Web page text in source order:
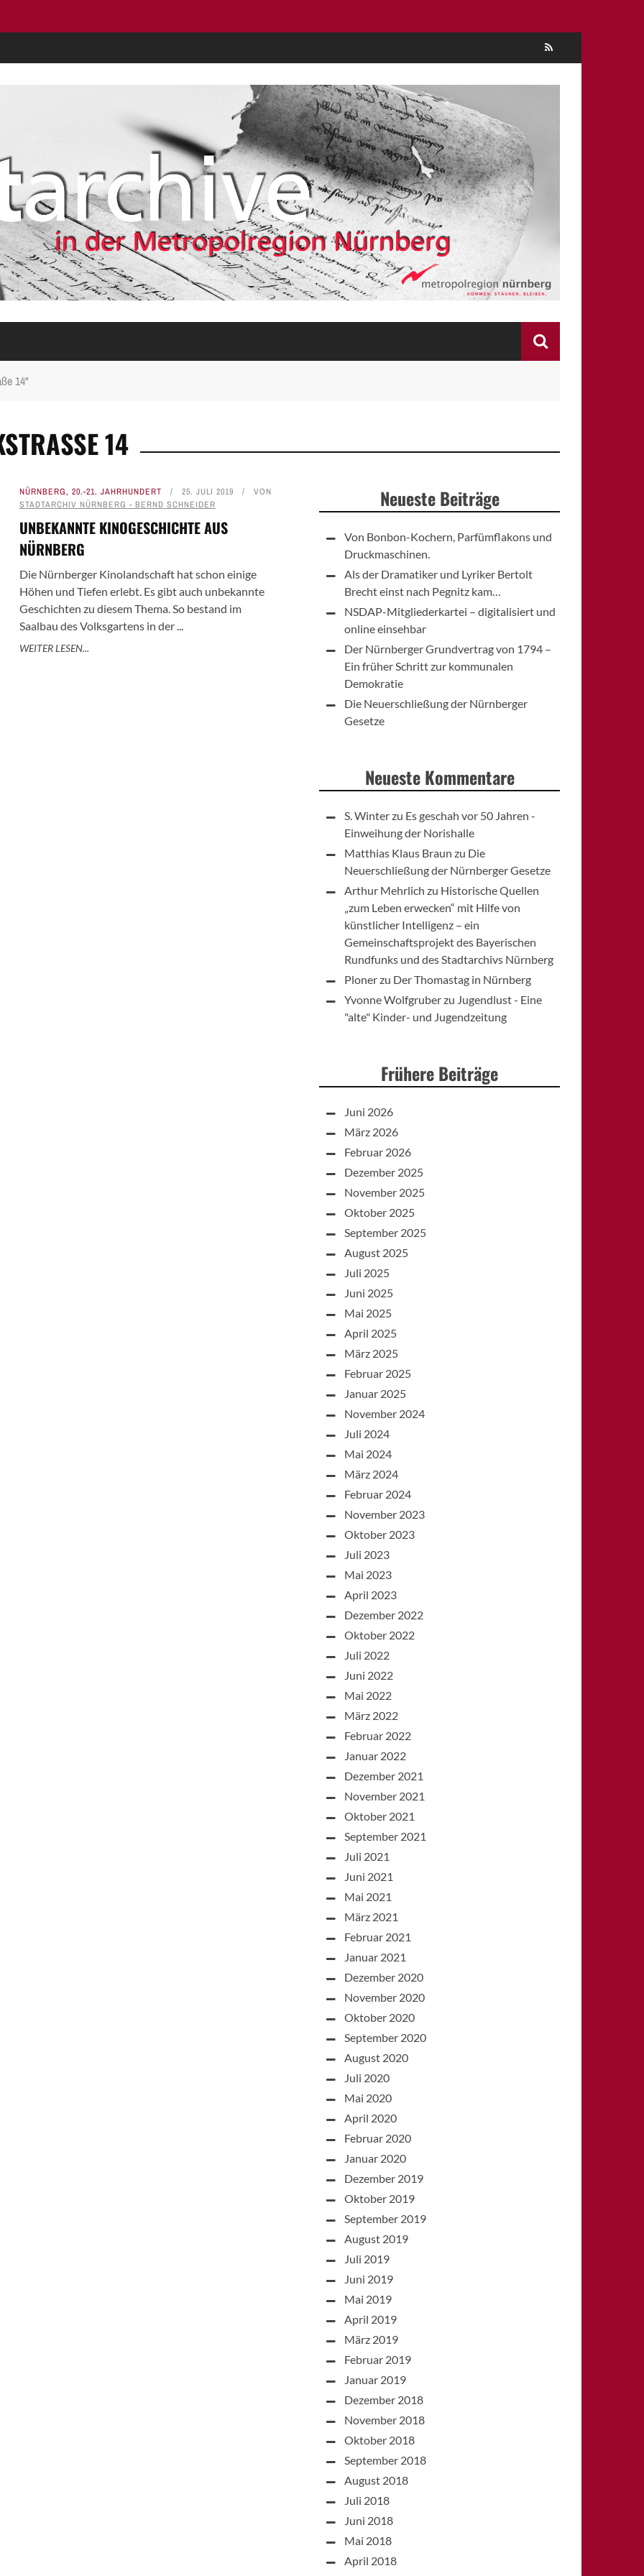
14"
14
NÜRNBERG, 20.-21. JAHRHUNDERT 25. JULI 2019
VON
STADTARCHIV NÜRNBERG - BERND SCHNEIDER
UNBEKANNTE KINOGESCHICHTE AUS
NÜRNBERG
Die Nürnberger Kinolandschaft hat schon einige
Höhen und Tiefen erlebt. Es gibt auch unbekannte
Geschichten zu diesem Thema. So bestand im
Saalbau des Volksgartens in der ...
WEITER LESEN...
Neueste Beiträge
Von Bonbon-Kochern, Parfümflakons und
Druckmaschinen.
Als der Dramatiker und Lyriker Bertolt
Brecht einst nach Pegnitz kam…
NSDAP-Mitgliederkartei – digitalisiert und
online einsehbar
Der Nürnberger Grundvertrag von 1794 –
Ein früher Schritt zur kommunalen
Demokratie
Die Neuerschließung der Nürnberger
Gesetze
Neueste Kommentare
S. Winterzu Es geschah vor 50 Jahren -
Einweihung der Norishalle
Matthias Klaus Braun zu Die
Neuerschließung der Nürnberger Gesetze
Arthur Mehrlich zu Historische Quellen
„zum Leben erwecken“ mit Hilfe von
künstlicher Intelligenz – ein
Gemeinschaftsprojekt des Bayerischen
Rundfunks und des Stadtarchivs Nürnberg
Plonerzu Der Thomastag in Nürnberg
Yvonne Wolfgruberzu Jugendlust - Eine
"alte" Kinder- und Jugendzeitung
Frühere Beiträge
Juni 2026
März 2026
Februar 2026
Dezember 2025
November 2025
Oktober 2025
September 2025
August 2025
Juli 2025
Juni 2025
Mai 2025
April 2025
März 2025
Februar 2025
Januar 2025
November 2024
Juli 2024
Mai 2024
März 2024
Februar 2024
November 2023
Oktober 2023
Juli 2023
Mai 2023
April 2023
Dezember 2022
Oktober 2022
Juli 2022
Juni 2022
Mai 2022
März 2022
Februar 2022
Januar 2022
Dezember 2021
November 2021
Oktober 2021
September 2021
Juli 2021
Juni 2021
Mai 2021
März 2021
Februar 2021
Januar 2021
Dezember 2020
November 2020
Oktober 2020
September 2020
August 2020
Juli 2020
Mai 2020
April 2020
Februar 2020
Januar 2020
Dezember 2019
Oktober 2019
September 2019
August 2019
Juli 2019
Juni 2019
Mai 2019
April 2019
März 2019
Februar 2019
Januar 2019
Dezember 2018
November 2018
Oktober 2018
September 2018
August 2018
Juli 2018
Juni 2018
Mai 2018
April 2018